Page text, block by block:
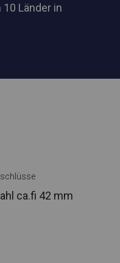
Länder in
ca.fi 42 mm